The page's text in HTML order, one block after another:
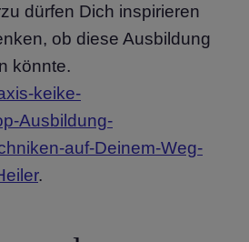
dürfen Dich inspirieren
ob diese Ausbildung
könnte.
keike-
Ausbildung-
auf-Deinem-Weg-
.